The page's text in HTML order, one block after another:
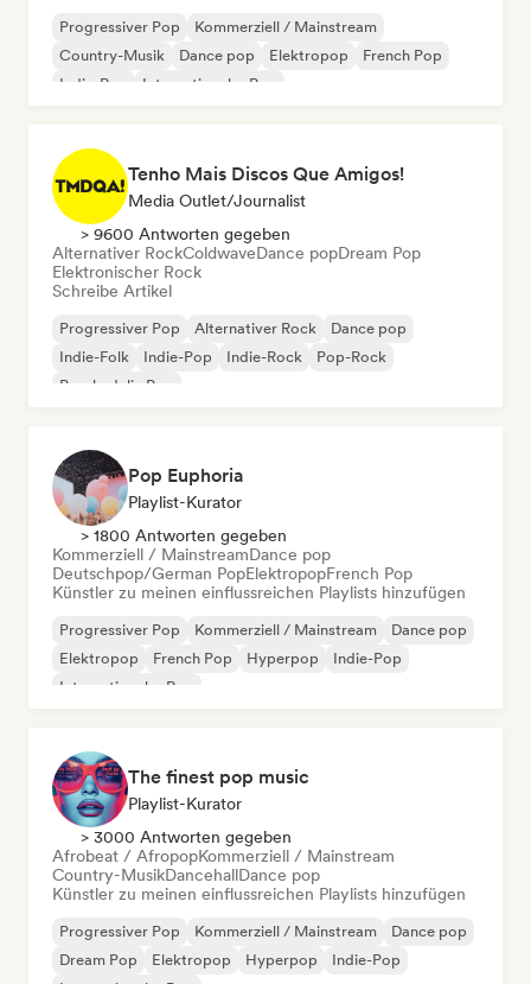
Progressiver Pop
Kommerziell / Mainstream
Country-Musik
Dance pop Elektropop
French Pop
Indie-Pop
Internationaler Pop
Tenho Mais Discos Que Amigos!
Media Outlet/Journalist
> 9600 Antworten gegeben
Alternativer RockColdwaveDance popDream Pop
Elektronischer Rock
Schreibe Artikel
Progressiver Pop Alternativer Rock
Dance pop
Indie-Folk
Indie-Pop Indie-Rock
Pop-Rock
Psychedelic Pop
Pop Euphoria
Playlist-Kurator
> 1800 Antworten gegeben
Kommerziell / MainstreamDance pop
Deutschpop/German PopElektropopFrench Pop
Künstler zu meinen einflussreichen Playlists hinzufügen
Progressiver Pop Kommerziell / Mainstream
Dance pop
Elektropop
French Pop Hyperpop
Indie-Pop
Internationaler Pop
The finest pop music
Playlist-Kurator
> 3000 Antworten gegeben
Afrobeat / AfropopKommerziell / Mainstream
Country-MusikDancehallDance pop
Künstler zu meinen einflussreichen Playlists hinzufügen
Progressiver Pop Kommerziell / Mainstream
Dance pop
Dream Pop
Elektropop Hyperpop
Indie-Pop